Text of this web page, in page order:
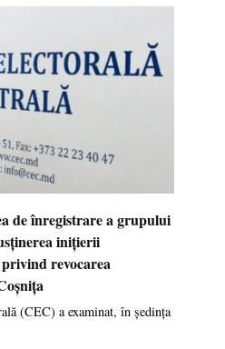
de înregistrare a grupului
inițierii
revocarea
(CEC) a examinat, în ședința